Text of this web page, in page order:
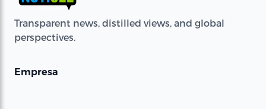
Transparent news, distilled views, and global
perspectives.
Empresa